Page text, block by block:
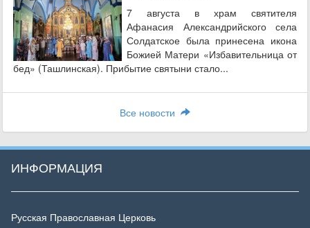
7 августа в храм святителя
Афанасия Александрийского села
Солдатское была принесена икона
Божией Матери «Избавительница от
бед» (Ташлинская). Прибытие святыни стало...
Все новости
ИНФОРМАЦИЯ
Русская Православная Церковь